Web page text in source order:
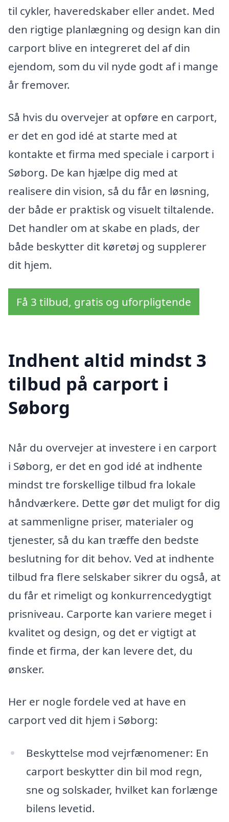
til cykler, haveredskaber eller andet. Med
den rigtige planlægning og design kan din
carport blive en integreret del af din
ejendom, som du vil nyde godt af i mange
år fremover.
Så hvis du overvejer at opføre en carport,
er det en god idé at starte med at
kontakte et firma med speciale i carport i
Søborg. De kan hjælpe dig med at
realisere din vision, så du får en løsning,
der både er praktisk og visuelt tiltalende.
Det handler om at skabe en plads, der
både beskytter dit køretøj og supplerer
dit hjem.
Få 3 tilbud, gratis og uforpligtende
Indhent altid mindst 3
tilbud på carport i
Søborg
Når du overvejer at investere i en carport
i Søborg, er det en god idé at indhente
mindst tre forskellige tilbud fra lokale
håndværkere. Dette gør det muligt for dig
at sammenligne priser, materialer og
tjenester, så du kan træffe den bedste
beslutning for dit behov. Ved at indhente
tilbud fra flere selskaber sikrer du også, at
du får et rimeligt og konkurrencedygtigt
prisniveau. Carporte kan variere meget i
kvalitet og design, og det er vigtigt at
finde et firma, der kan levere det, du
ønsker.
Her er nogle fordele ved at have en
carport ved dit hjem i Søborg:
Beskyttelse mod vejrfænomener: En
carport beskytter din bil mod regn,
sne og solskader, hvilket kan forlænge
bilens levetid.